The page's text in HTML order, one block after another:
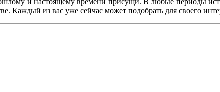
Каждый из вас уже сейчас может подобрать для своего